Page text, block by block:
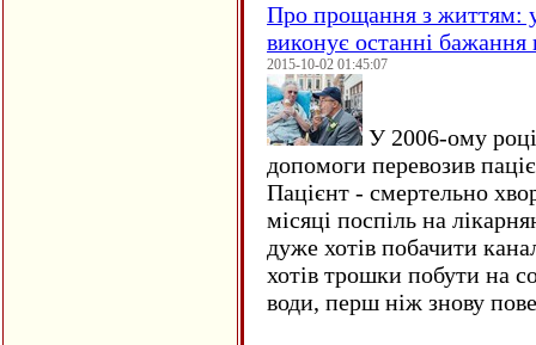
Про прощання з життям:
виконує останні
2015-10-02 01:45:07
У 2006-ому
допомоги перевозив
Пацієнт - смертельно
місяці поспіль на
дуже хотів побачити
хотів трошки побути на
води, перш ніж знову